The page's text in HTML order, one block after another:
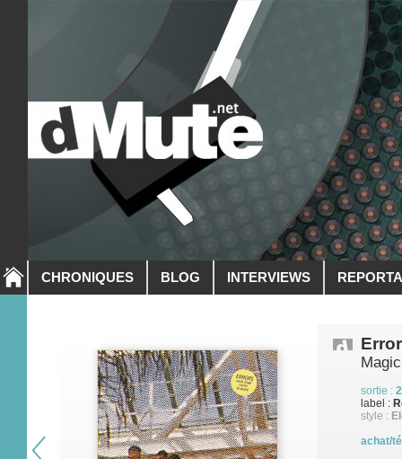
CHRONIQUES BLOG INTERVIEWS
Magic
sortie :
label :
style :
achat/